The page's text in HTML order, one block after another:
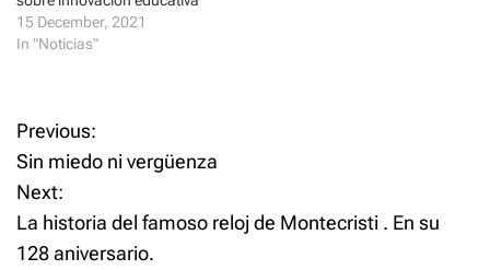
15 December, 2021
In "Noticias"
P
o
s
Previous:
Sin miedo ni vergüenza
Next:
La historia del famoso reloj de Montecristi . En su
128 aniversario.